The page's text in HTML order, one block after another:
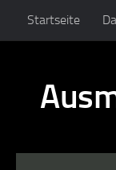
Startseite